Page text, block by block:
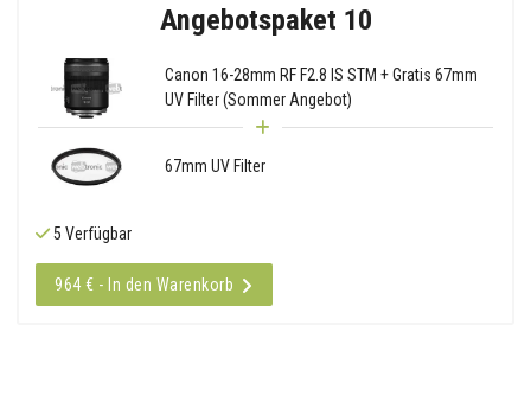
Angebotspaket 10
Canon 16-28mm RF F2.8 IS STM + Gratis 67mm
UV Filter (Sommer Angebot)
67mm UV Filter
5 Verfügbar
964 € - In den Warenkorb